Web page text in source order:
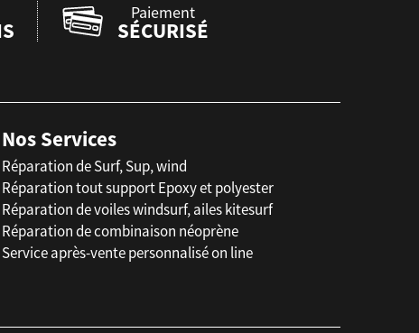
Paiement
SÉCURISÉ
Nos Services
Réparation de Surf, Sup, wind
Réparation tout support Epoxy et polyester
Réparation de voiles windsurf, ailes kitesurf
Réparation de combinaison néoprène
Service après-vente personnalisé on line